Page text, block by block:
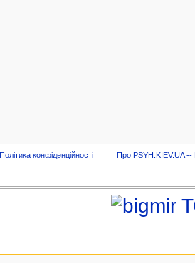
Політика конфіденційності Про PSYH.KIEV.UA --